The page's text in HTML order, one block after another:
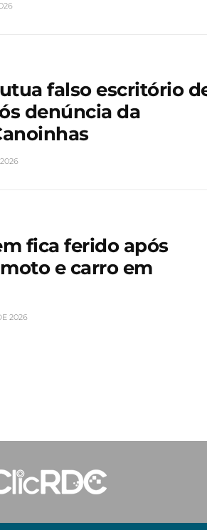
falso escritório
denúncia da
fica ferido após
e carro em
2026